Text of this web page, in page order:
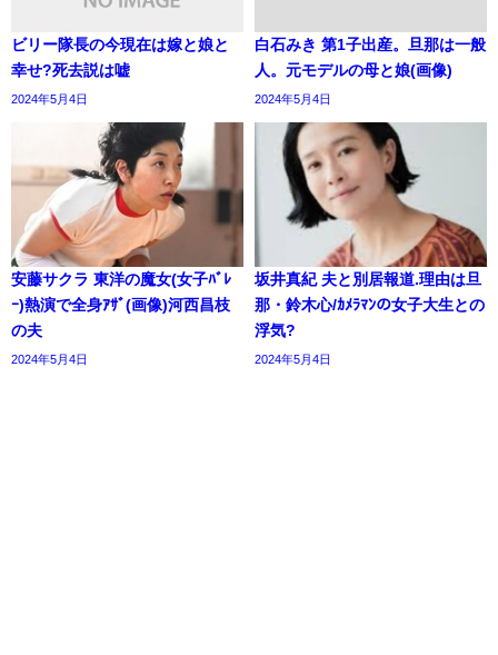
ビリー隊長の今現在は嫁と娘と
幸せ?死去説は嘘
2024年5月4日
白石みき 第1子出産。旦那は一般
人。元モデルの母と娘(画像)
2024年5月4日
安藤サクラ 東洋の魔女(女子ﾊﾞﾚ
ｰ)熱演で全身ｱｻﾞ(画像)河西昌枝
の夫
2024年5月4日
坂井真紀 夫と別居報道.理由は旦
那・鈴木心/ｶﾒﾗﾏﾝの女子大生との
浮気?
2024年5月4日